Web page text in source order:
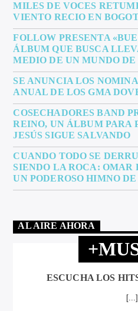
MILES DE VOCES
VIENTO RECIO EN
FOLLOW PRESENTA
ÁLBUM QUE BUSCA
MEDIO DE UN MUNDO
SE ANUNCIA LOS
ANUAL DE LOS GMA
COSECHADORES BAND
REINO, UN ÁLBUM PARA
JESÚS SIGUE SALVANDO
CUANDO TODO SE
SIENDO LA ROCA: OMAR
UN PODEROSO HIMNO
AL AIRE AHORA
ESCUCHA LOS
[...]